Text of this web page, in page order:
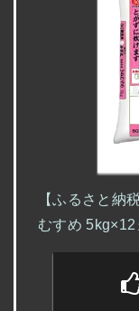
【ふるさと納
むすめ